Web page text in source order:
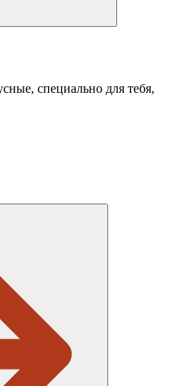
специально для тебя,